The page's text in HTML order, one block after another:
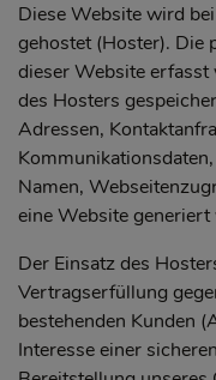
Diese Website wird
gehostet (Hoster). Die
dieser Website erfasst
des Hosters
Adressen,
Namen,
eine Website generiert
Der Einsatz des
Vertragserfüllung
bestehenden Kunden
Interesse einer